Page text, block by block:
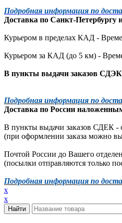
Подробная информация по
Доставка по Санкт-Петербургу
Курьером в пределах КАД -
Курьером за КАД (до 5 км) -
В пункты выдачи заказов СДЭК
Подробная информация по
Доставка по России
В пункты выдачи заказов СДЕК -
(при оформлении заказа можно
Почтой России до Вашего
(посылки отправляются только
Подробная информация по
x
x